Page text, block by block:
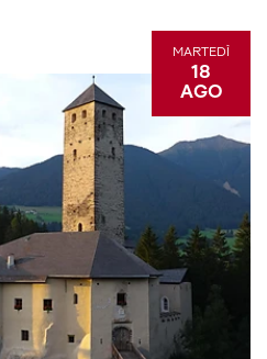
MARTEDÌ
18
AGO